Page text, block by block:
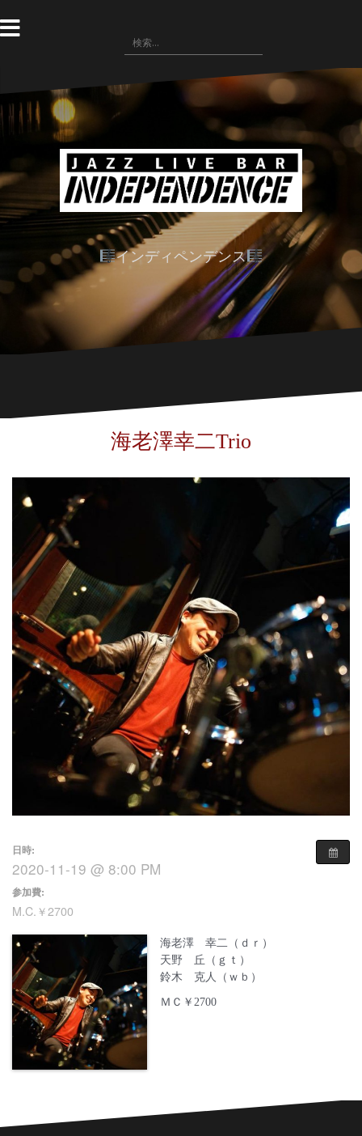
ン
テ
へ
ス
検
索:
インディペンデンス
海老澤幸二Trio
日時:
2020-11-19 @ 8:00 PM
参加費:
M.C.￥2700
海老澤 幸二（ｄｒ）
天野 丘（ｇｔ）
鈴木 克人（ｗｂ）
ＭＣ￥2700